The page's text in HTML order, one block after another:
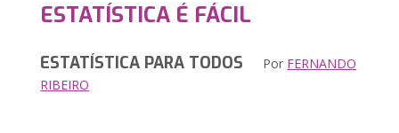
ESTATÍSTICA É FÁCIL
ESTATÍSTICA PARA TODOS Por FERNANDO
RIBEIRO